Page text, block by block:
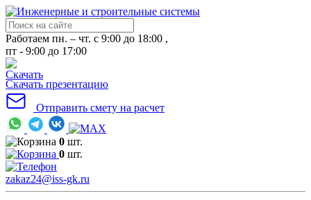
Работаем пн. – чт. с 9:00 до 18:00 ,
пт - 9:00 до 17:00
Скачать презентацию
Отправить смету на расчет
0 шт.
0 шт.
zakaz24@iss-gk.ru